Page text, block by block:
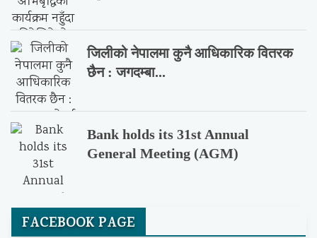
जिलीको नेपालमा कुनै आधिकारिक वितरक
छैन : जगदम्बा...
Bank holds its 31st Annual
General Meeting (AGM)
FACEBOOK PAGE